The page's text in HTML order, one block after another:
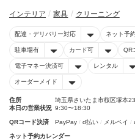
インテリア 家具 クリーニング
配達・デリバリー対応 ネット予
駐車場有 カード可 QR
電子マネー決済可 レンタル
オーダーメイド
住所
埼玉県さいたま市桜区塚本
本日の営業状況 9:30〜18:30
QRコード決済 PayPay d払い メルペイ
ネット予約カレンダー